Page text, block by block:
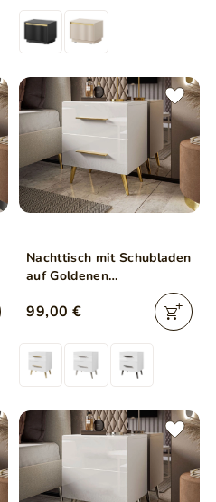
Nachttisch mit Schubladen
auf Goldenen
Metallbeinen Noaé Lux
99,00 €